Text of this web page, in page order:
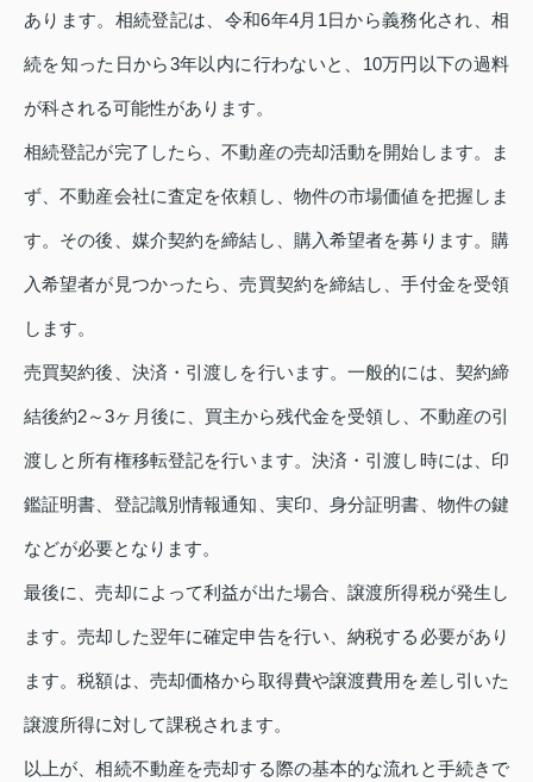
あります。相続登記は、令和6年4月1日から義務化され、相
続を知った日から3年以内に行わないと、10万円以下の過料
が科される可能性があります。
相続登記が完了したら、不動産の売却活動を開始します。ま
ず、不動産会社に査定を依頼し、物件の市場価値を把握しま
す。その後、媒介契約を締結し、購入希望者を募ります。購
入希望者が見つかったら、売買契約を締結し、手付金を受領
します。
売買契約後、決済・引渡しを行います。一般的には、契約締
結後約2～3ヶ月後に、買主から残代金を受領し、不動産の引
渡しと所有権移転登記を行います。決済・引渡し時には、印
鑑証明書、登記識別情報通知、実印、身分証明書、物件の鍵
などが必要となります。
最後に、売却によって利益が出た場合、譲渡所得税が発生し
ます。売却した翌年に確定申告を行い、納税する必要があり
ます。税額は、売却価格から取得費や譲渡費用を差し引いた
譲渡所得に対して課税されます。
以上が、相続不動産を売却する際の基本的な流れと手続きで